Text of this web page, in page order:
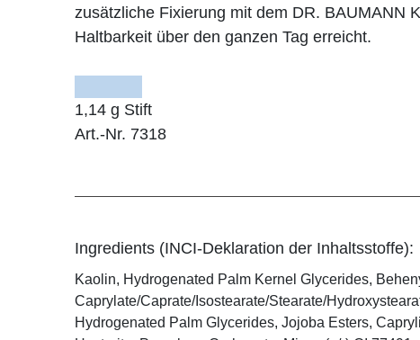
zusätzliche Fixierung mit dem DR. BAUMANN
Haltbarkeit über den ganzen Tag erreicht.
1,14 g Stift
Art.-Nr. 7318
Ingredients (INCI-Deklaration der Inhaltsstoffe):
Kaolin, Hydrogenated Palm Kernel Glycerides,
Caprylate/Caprate/Isostearate/Stearate/
Hydrogenated Palm Glycerides, Jojoba Esters,